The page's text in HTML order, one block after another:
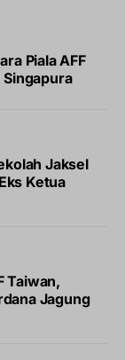
Piala AFF
Singapura
Jaksel
Ketua
Taiwan,
Jagung